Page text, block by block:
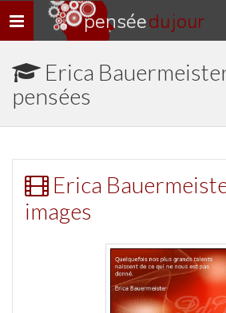
Navigation
rapide
penséedu jour
Erica
pensées
Erica
images